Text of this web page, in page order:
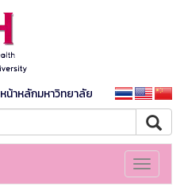
หน้าหลักมหาวิทยาลัย
Toggle